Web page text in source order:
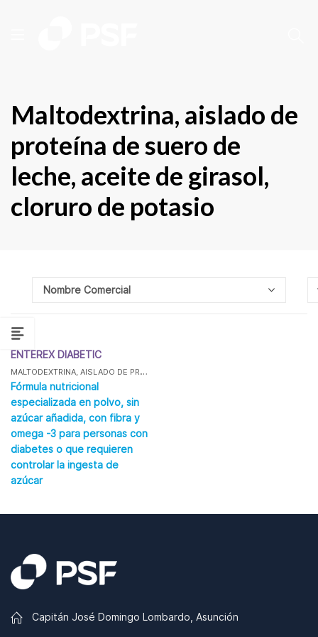
Maltodextrina, aislado de
proteína de suero de
leche, aceite de girasol,
cloruro de potasio
ENTEREX DIABETIC
MALTODEXTRINA, AISLADO DE PROTEÍNA DE SUERO DE LECHE, ACEITE DE GIRASOL, CLORURO DE POTASIO
Fórmula nutricional
especializada en polvo, sin
azúcar añadida, con fibra y
omega -3 para personas con
diabetes o que requieren
controlar la ingesta de
azúcar
Capitán José Domingo Lombardo, Asunción